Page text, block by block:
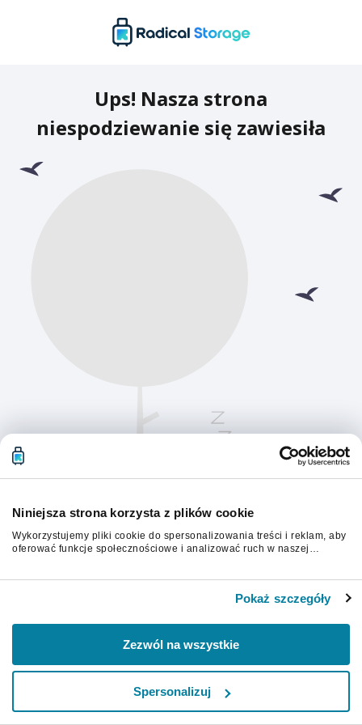
Niniejsza strona korzysta z plików cookie
Wykorzystujemy pliki cookie do spersonalizowania treści i reklam, aby
oferować funkcje społecznościowe i analizować ruch w naszej
otrzymanymi od Ciebie lub uzyskanymi podczas korzystania z ich
Pokaż szczegóły
Zezwól na wszystkie
Spersonalizuj
Ups! Nasza strona
niespodziewanie się zawiesiła
Aby kontynuować, odśwież stronę.
Odśwież